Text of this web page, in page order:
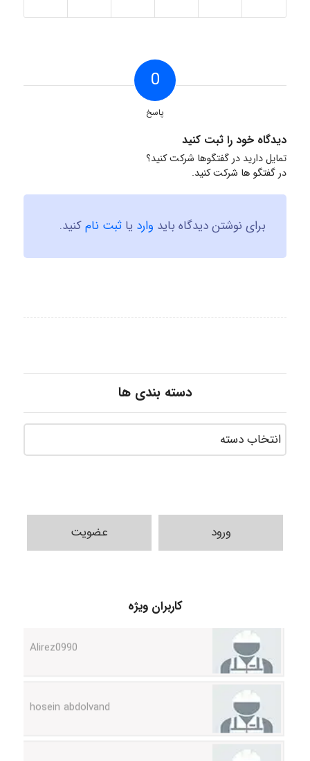
0
پاسخ
دیدگاه خود را ثبت کنید
تمایل دارید در گفتگوها شرکت کنید؟
در گفتگو ها شرکت کنید.
برای نوشتن دیدگاه باید وارد یا ثبت نامکنید.
دسته بندی ها
ورود عضویت
کاربران ویژه